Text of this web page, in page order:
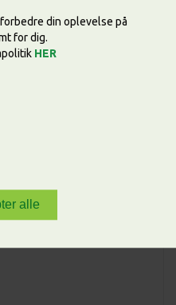
din oplevelse på
for dig.
HER
være på lager.